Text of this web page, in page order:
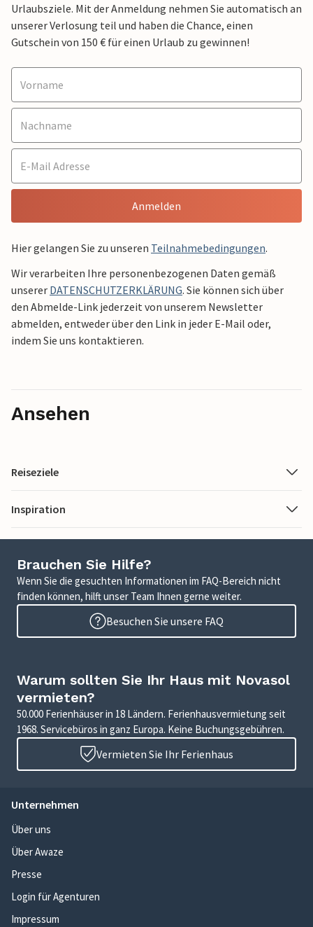
Urlaubsziele. Mit der Anmeldung nehmen Sie automatisch an
unserer Verlosung teil und haben die Chance, einen
Gutschein von 150 € für einen Urlaub zu gewinnen!
Anmelden
Hier gelangen Sie zu unseren Teilnahmebedingungen.
Wir verarbeiten Ihre personenbezogenen Daten gemäß
unserer DATENSCHUTZERKLÄRUNG. Sie können sich über
den Abmelde-Link jederzeit von unserem Newsletter
abmelden, entweder über den Link in jeder E-Mail oder,
indem Sie uns kontaktieren.
Ansehen
Reiseziele
Inspiration
Brauchen Sie Hilfe?
Wenn Sie die gesuchten Informationen im FAQ-Bereich nicht
finden können, hilft unser Team Ihnen gerne weiter.
Besuchen Sie unsere FAQ
Warum sollten Sie Ihr Haus mit Novasol
vermieten?
50.000 Ferienhäuser in 18 Ländern. Ferienhausvermietung seit
1968. Servicebüros in ganz Europa. Keine Buchungsgebühren.
Vermieten Sie Ihr Ferienhaus
Unternehmen
Über uns
Über Awaze
Presse
Login für Agenturen
Impressum